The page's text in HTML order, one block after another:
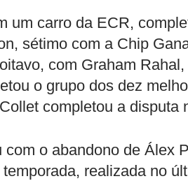
um carro da ECR,
sétimo com a Chip
com Graham
o grupo dos dez
completou a disputa
com o abandono de Álex
realizada no